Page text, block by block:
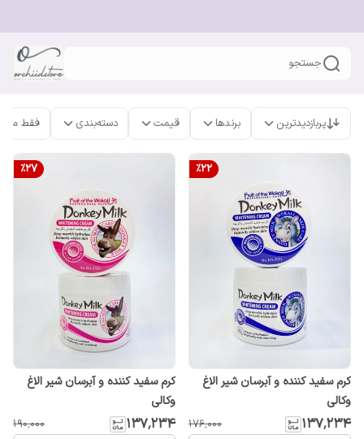
جستجو
پربازدیدترین برندها قیمت دسته‌بندی فقط
%22
کرم سفید کننده و آبرسان شیر الاغ
وکالی
۱۳۷٬۲۳۴ ۱۷۶٬۰۰۰
%27
کرم سفید کننده و آبرسان شیر الاغ
وکالی
۱۳۷٬۲۳۴ ۱۹۰٬۰۰۰